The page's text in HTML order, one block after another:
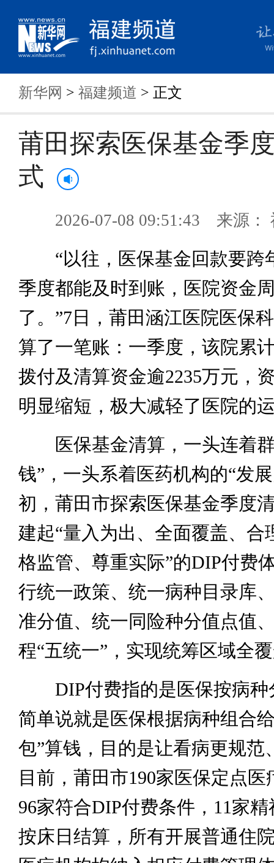
新华网 > 福建频道 > 正文
莆田探索医保基金季
式
2026-07-08 09:51:43 来源：
“以往，医保基金回款要跨
季度都能及时到账，医院资金
了。”7日，莆田涵江医院医保
算了一笔账：一季度，该院累
拨付及清算资金逾2235万元，
明显缩短，极大减轻了医院的
医保基金清算，一头连着群
钱”，一头系着医药机构的“发
初，莆田市探索医保基金季度
建起“量入为出、全面覆盖、合
格监管、尊重实际”的DIP付费
行统一政策、统一病种目录库
准分值、统一同险种分值点值
程“五统一”，实现统筹区域全
DIP付费指的是医保按病种
简单说就是医保根据病种组合
包”算钱，目的是让看病更规范
目前，莆田市190家医保定点医
96家符合DIP付费条件，11家
按床日结算，所有开展普通住